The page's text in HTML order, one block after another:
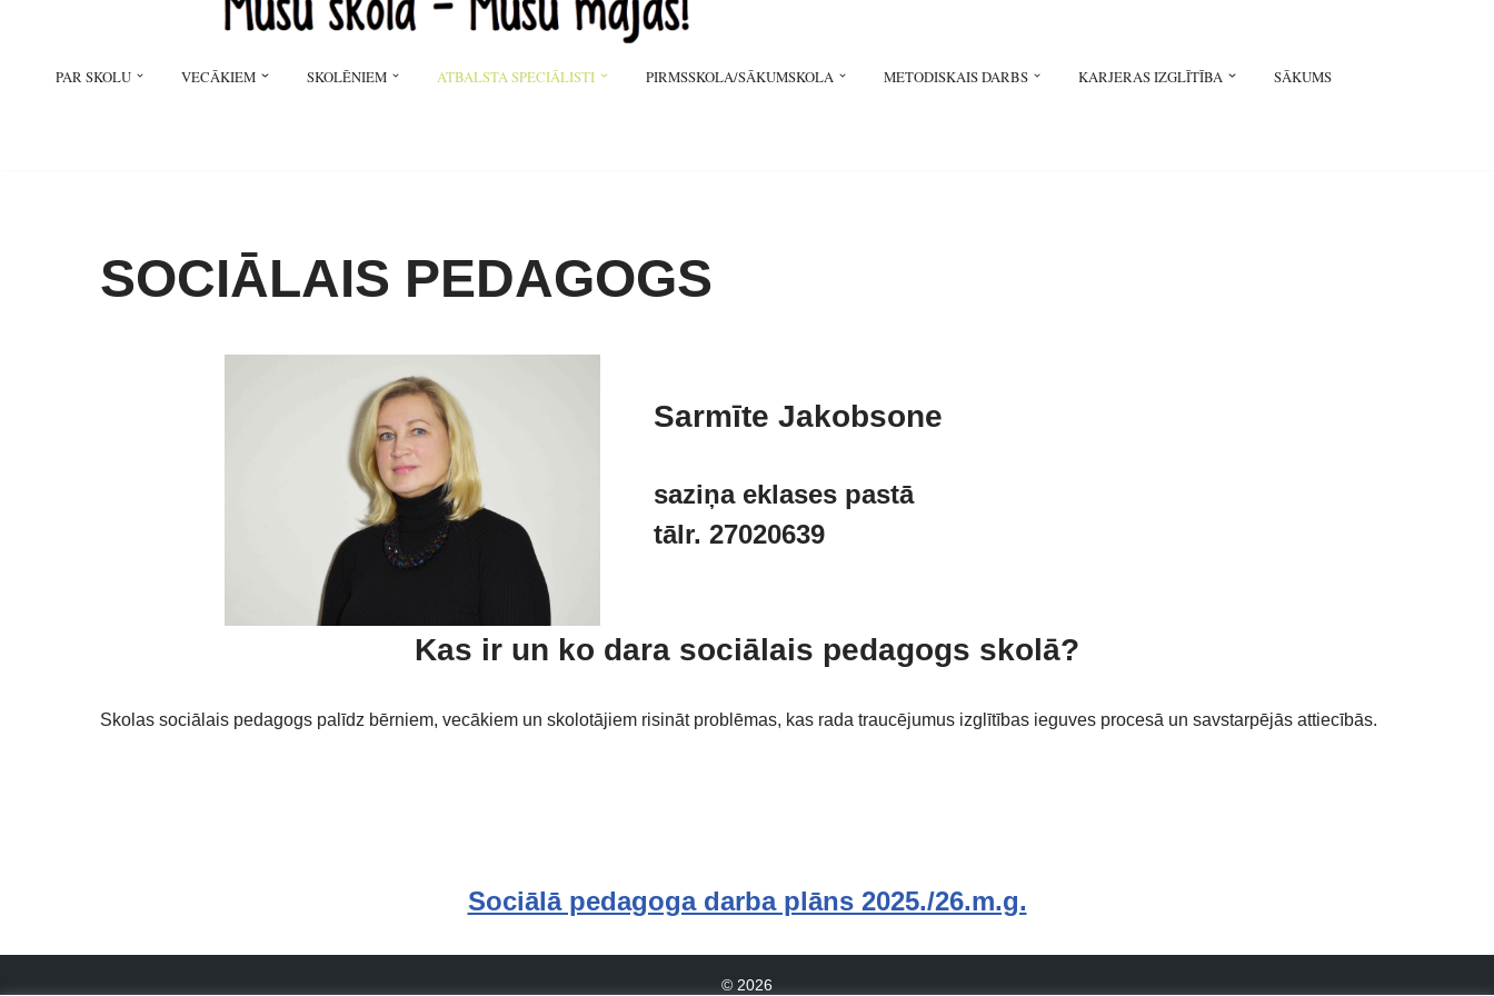
PAR SKOLU VECĀKIEM SKOLĒNIEM ATBALSTA SPECIĀLISTI PIRMSSKOLA/SĀKUMSKOLA METODISKAIS DARBS KARJERAS IZGLĪTĪBA SĀKUMS
SOCIĀLAIS PEDAGOGS
Sarmīte Jakobsone
saziņa eklases pastā
tālr. 27020639
Kas ir un ko dara sociālais pedagogs skolā?
Skolas sociālais pedagogs palīdz bērniem, vecākiem un skolotājiem risināt problēmas, kas rada traucējumus izglītības ieguves procesā un savstarpējās attiecībās.
Sociālā pedagoga darba plāns 2025./26.m.g.